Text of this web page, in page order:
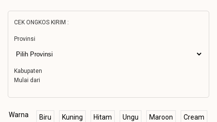
CEK ONGKOS KIRIM :
Provinsi
Kabupaten
Mulai dari
Warna Biru Kuning Hitam Ungu Maroon Cream